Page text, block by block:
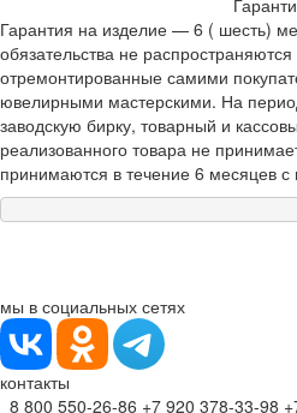
Гарантия на изделие — 6 ( шесть)
обязательства не
отремонтированные самими
ювелирными мастерскими. На
заводскую бирку, товарный и
реализованного товара не
принимаются в течение 6 месяцев
мы в социальных сетях
контакты
8 800 550-26-86 +7 920 378-33-98